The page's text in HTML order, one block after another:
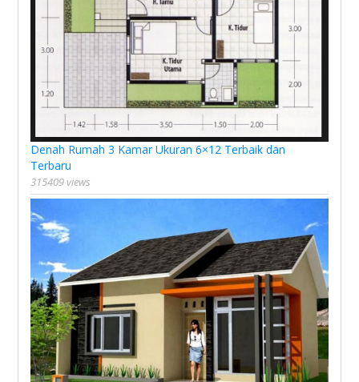
Denah Rumah 3 Kamar Ukuran 6×12 Terbaik dan
Terbaru
315409 views